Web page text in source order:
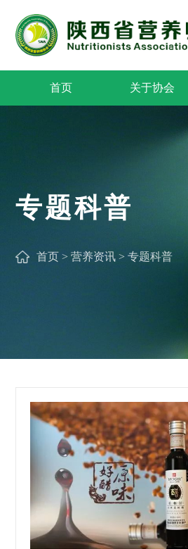
首页 关于协会
专题科普
首页 > 营养资讯 > 专题科普